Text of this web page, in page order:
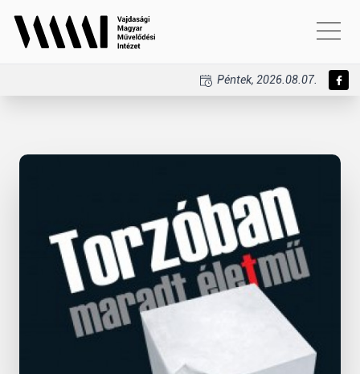
Péntek, 2026.08.07.